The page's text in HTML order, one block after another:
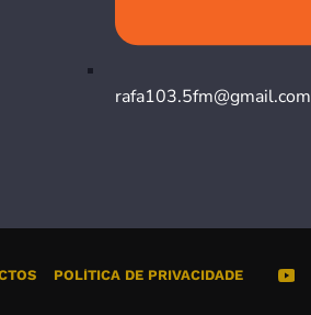
rafa103.5fm@gmail.com
POLÍTICA DE PRIVACIDADE